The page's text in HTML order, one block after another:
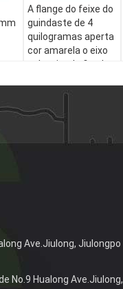
A flange do feixe do
guindaste de 4
quilogramas aperta
cor amarela o eixo
galvanizado fixado
Ave.Jiulong, Jiulongpo
No.9 Hualong Ave.Jiulong,